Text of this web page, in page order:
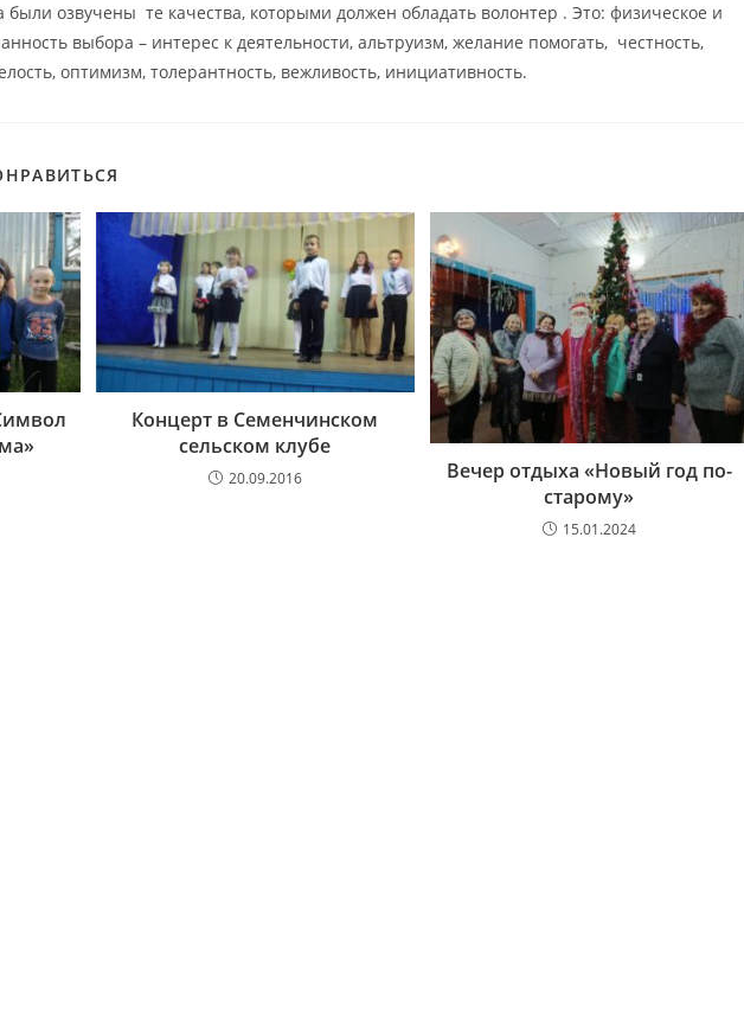
были озвучены те качества, которыми должен обладать волонтер . Это: физическое и
выбора – интерес к деятельности, альтруизм, желание помогать, честность,
оптимизм, толерантность, вежливость, инициативность.
Концерт в Семенчинском
сельском клубе
20.09.2016
Вечер отдыха «Новый год по-
старому»
15.01.2024